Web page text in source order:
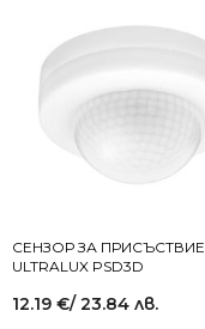
СЕНЗОР ЗА ПРИСЪСТВИЕ
ULTRALUX PSD3D
12.19 €/ 23.84 лв.